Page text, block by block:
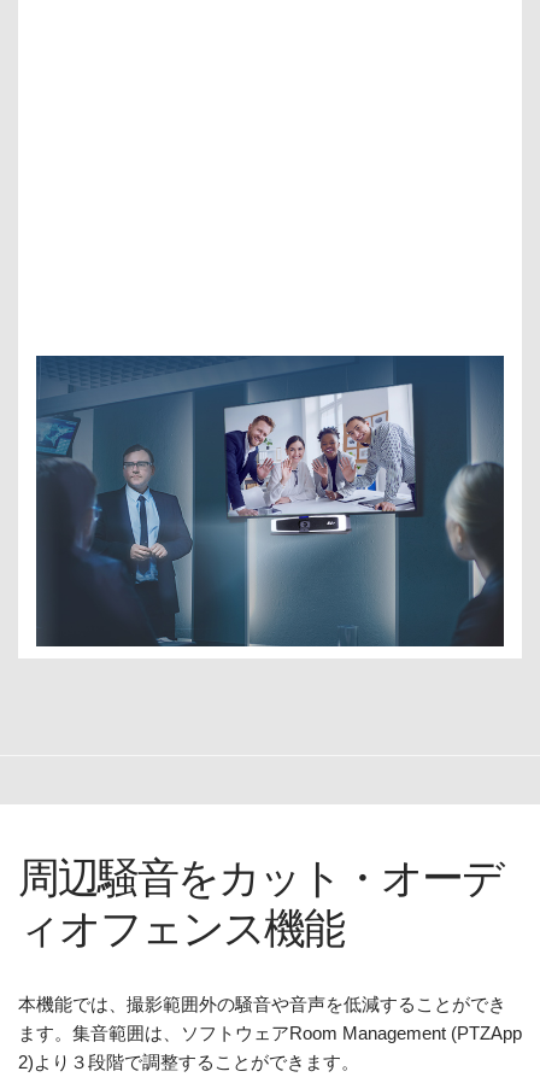
周辺騒音をカット・オーデ
ィオフェンス機能
本機能では、撮影範囲外の騒音や音声を低減することができ
ます。集音範囲は、ソフトウェアRoom Management (PTZApp
2)より３段階で調整することができます。